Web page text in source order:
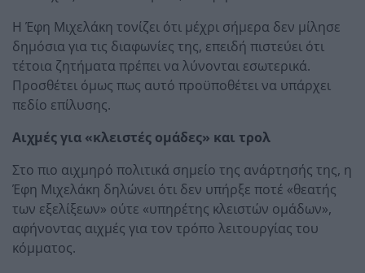
Η Έφη Μιχελάκη τονίζει ότι μέχρι σήμερα δεν μίλησε
δημόσια για τις διαφωνίες της, επειδή πιστεύει ότι
τέτοια ζητήματα πρέπει να λύνονται εσωτερικά.
Προσθέτει όμως πως αυτό προϋποθέτει να υπάρχει
πεδίο επίλυσης.
Αιχμές για «κλειστές ομάδες» και τρολ
Στο πιο αιχμηρό πολιτικά σημείο της ανάρτησής της, η
Έφη Μιχελάκη δηλώνει ότι δεν υπήρξε ποτέ «θεατής
των εξελίξεων» ούτε «υπηρέτης κλειστών ομάδων»,
αφήνοντας αιχμές για τον τρόπο λειτουργίας του
κόμματος.